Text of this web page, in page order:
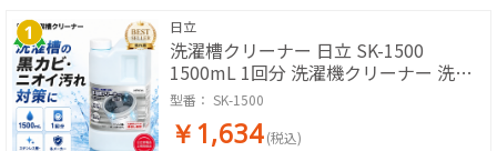
日立
洗濯槽クリーナー 日立 SK-1500
1500mL 1回分 洗濯機クリーナー 洗濯
槽洗浄剤 塩素系 黒カビ ニオイ 汚れ対
策 ステンレス槽 プラスチック槽対応 各
メーカー使用可能 HITACHI
型番： SK-1500
￥1,634 (税込)